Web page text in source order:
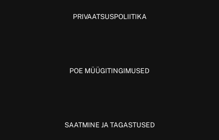
PRIVAATSUSPOLIITIKA
POE MÜÜGITINGIMUSED
SAATMINE JA TAGASTUSED